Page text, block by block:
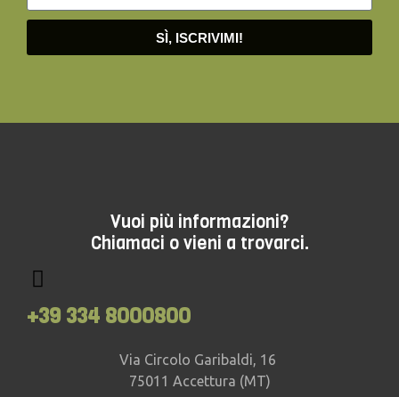
SÌ, ISCRIVIMI!
Vuoi più informazioni?
Chiamaci o vieni a trovarci.
+39 334 8000800
Via Circolo Garibaldi, 16
75011 Accettura (MT)